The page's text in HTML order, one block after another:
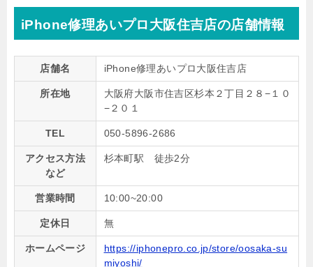
iPhone修理あいプロ大阪住吉店の店舗情報
店舗名 iPhone修理あいプロ大阪住吉店
所在地
大阪府大阪市住吉区杉本２丁目２８−１０
−２０１
TEL 050-5896-2686
アクセス方法
など
杉本町駅 徒歩2分
営業時間 10:00~20:00
定休日 無
ホームページ
https://iphonepro.co.jp/store/oosaka-su
miyoshi/